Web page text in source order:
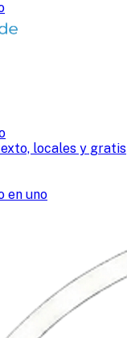
locales y gratis
en uno